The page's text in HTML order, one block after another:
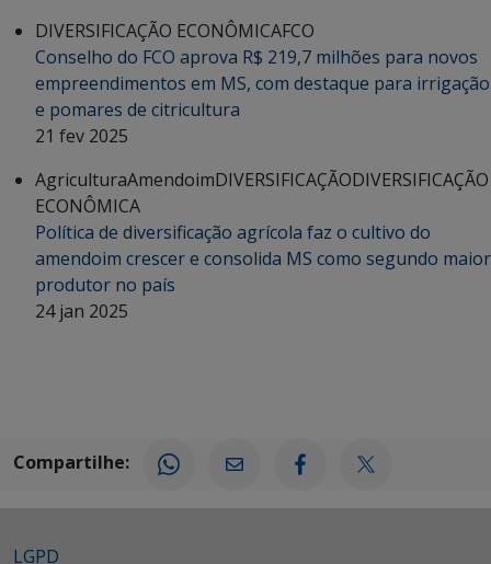
DIVERSIFICAÇÃO ECONÔMICAFCO
Conselho do FCO aprova R$ 219,7 milhões para novos
empreendimentos em MS, com destaque para irrigação
e pomares de citricultura
21 fev 2025
AgriculturaAmendoimDIVERSIFICAÇÃODIVERSIFICAÇÃO
ECONÔMICA
Política de diversificação agrícola faz o cultivo do
amendoim crescer e consolida MS como segundo maior
produtor no país
24 jan 2025
Compartilhe:
LGPD